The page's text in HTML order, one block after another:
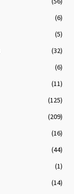
(6)
(5)
(32)
(6)
(11)
(125)
(209)
(16)
(44)
(1)
(14)